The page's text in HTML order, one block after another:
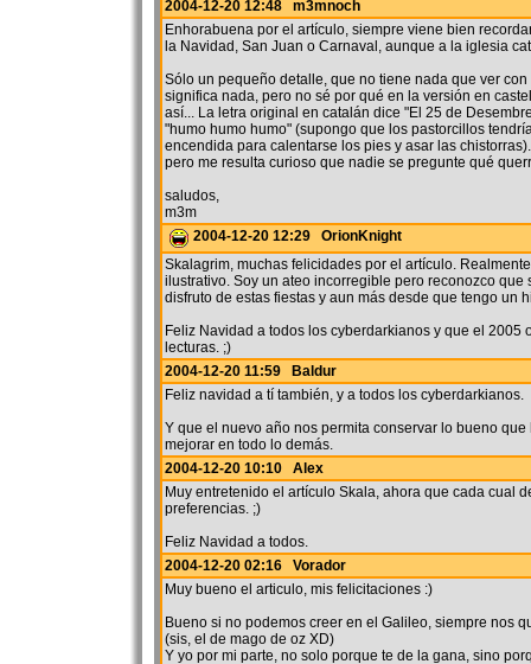
2004-12-20 12:48 m3mnoch
Enhorabuena por el artículo, siempre viene bien
la Navidad, San Juan o Carnaval, aunque a la iglesia
Sólo un pequeño detalle, que no tiene nada que ver con
significa nada, pero no sé por qué en la versión en
así... La letra original en catalán dice "El 25 de
"humo humo humo" (supongo que los pastorcillos
encendida para calentarse los pies y asar las
pero me resulta curioso que nadie se pregunte qué
saludos,
m3m
2004-12-20 12:29 OrionKnight
Skalagrim, muchas felicidades por el artículo.
ilustrativo. Soy un ateo incorregible pero reconozco que
disfruto de estas fiestas y aun más desde que tengo un
Feliz Navidad a todos los cyberdarkianos y que el 2005
lecturas. ;)
2004-12-20 11:59 Baldur
Feliz navidad a tí también, y a todos los cyberdarkianos.
Y que el nuevo año nos permita conservar lo bueno
mejorar en todo lo demás.
2004-12-20 10:10 Alex
Muy entretenido el artículo Skala, ahora que cada cual
preferencias. ;)
Feliz Navidad a todos.
2004-12-20 02:16 Vorador
Muy bueno el articulo, mis felicitaciones :)
Bueno si no podemos creer en el Galileo, siempre nos
(sis, el de mago de oz XD)
Y yo por mi parte, no solo porque te de la gana, sino